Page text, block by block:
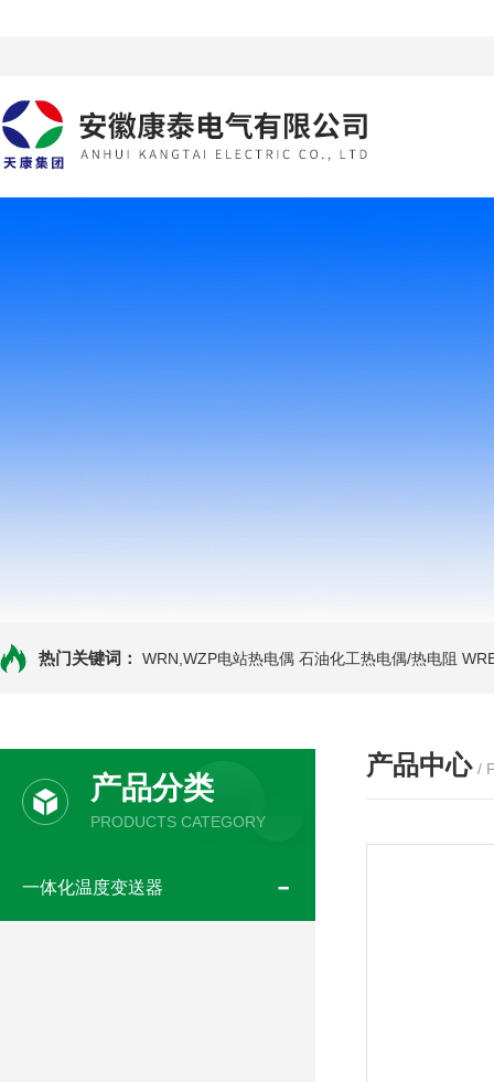
热门关键词： WRN,WZP电站热电偶 石油化工热电偶/热电阻
产品分类
PRODUCTS CATEGORY
一体化温度变送器
产品中心 /